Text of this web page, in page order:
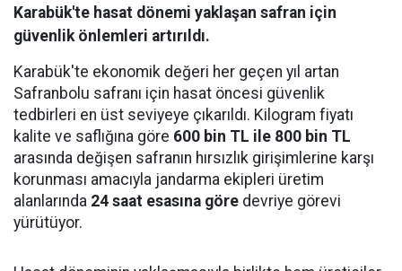
Karabük'te hasat dönemi yaklaşan safran için
güvenlik önlemleri artırıldı.
Karabük'te ekonomik değeri her geçen yıl artan
Safranbolu safranı için hasat öncesi güvenlik
tedbirleri en üst seviyeye çıkarıldı. Kilogram fiyatı
kalite ve saflığına göre 600 bin TL ile 800 bin TL
arasında değişen safranın hırsızlık girişimlerine karşı
korunması amacıyla jandarma ekipleri üretim
alanlarında 24 saat esasına göre devriye görevi
yürütüyor.